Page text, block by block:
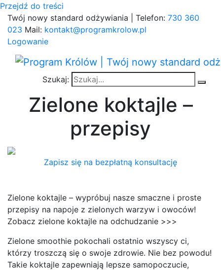
Przejdź do treści
Twój nowy standard odżywiania | Telefon: 730 360
023 Mail: kontakt@programkrolow.pl
Logowanie
Szukaj:
Zielone koktajle –
przepisy
Zapisz się na bezpłatną konsultację
Zielone koktajle – wypróbuj nasze smaczne i proste
przepisy na napoje z zielonych warzyw i owoców!
Zobacz zielone koktajle na odchudzanie >>>
Zielone smoothie pokochali ostatnio wszyscy ci,
którzy troszczą się o swoje zdrowie. Nie bez powodu!
Takie koktajle zapewniają lepsze samopoczucie,